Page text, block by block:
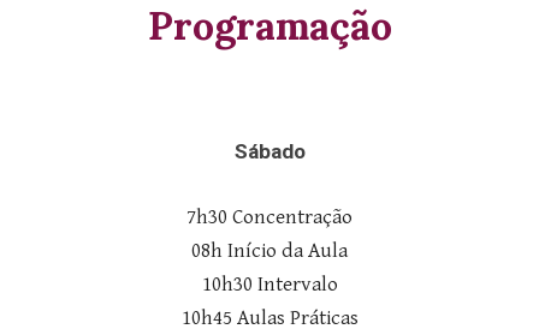
Programação
Sábado
7h30 Concentração
08h Início da Aula
10h30 Intervalo
10h45 Aulas Práticas